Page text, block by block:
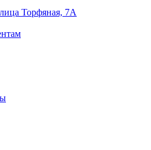
Торфяная, 7А